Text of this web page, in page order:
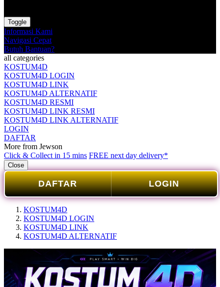
Toggle
Informasi Kami
Navigasi Cepat
Butuh Bantuan?
all categories
KOSTUM4D
KOSTUM4D LOGIN
KOSTUM4D LINK
KOSTUM4D ALTERNATIF
KOSTUM4D RESMI
KOSTUM4D LINK RESMI
KOSTUM4D LINK ALTERNATIF
LOGIN
DAFTAR
More from Jewson
Click & Collect in 15 mins FREE next day delivery*
Close
DAFTAR LOGIN
KOSTUM4D
KOSTUM4D LOGIN
KOSTUM4D LINK
KOSTUM4D ALTERNATIF